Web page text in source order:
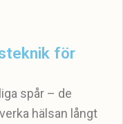
för
spår – de
hälsan långt